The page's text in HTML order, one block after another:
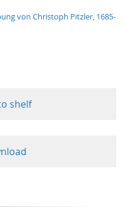
von Christoph Pitzler, 1685-
shelf